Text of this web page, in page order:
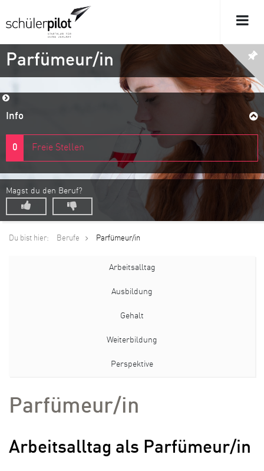
Parfümeur/in
Info
0 Freie Stellen
Magst du den Beruf?
Du bist hier: Berufe Parfümeur/in
Arbeitsalltag
Ausbildung
Gehalt
Weiterbildung
Perspektive
Parfümeur/in
Arbeitsalltag als Parfümeur/in